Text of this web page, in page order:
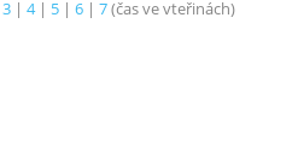
3 | 4| 5 | 6 | 7(čas ve vteřinách)